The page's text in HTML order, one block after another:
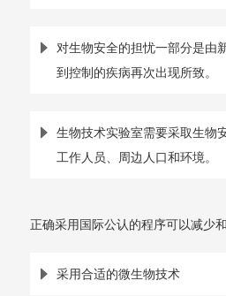
对生物安全的担忧一部分是由
到控制的疾病再次出现所致。
生物技术实验室需要采取生物
工作人员、周边人口和环境。
正确采用国际公认的程序可以减少
采用合适的微生物技术